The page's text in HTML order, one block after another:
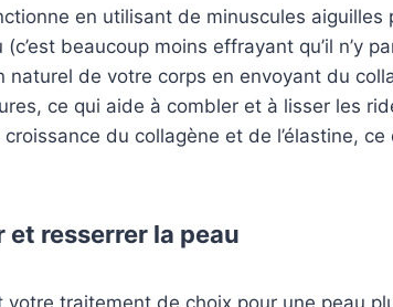
en utilisant de minuscules aiguilles
beaucoup moins effrayant qu’il n’y
naturel de votre corps en envoyant du
ce qui aide à combler et à lisser les
du collagène et de l’élastine,
et resserrer la peau
traitement de choix pour une peau